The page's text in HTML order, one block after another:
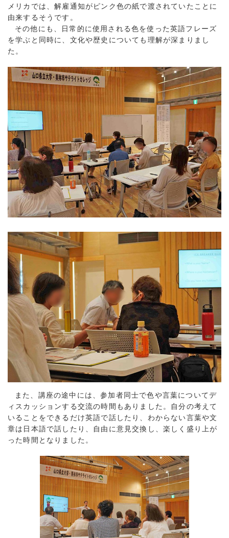
メリカでは、解雇通知がピンク色の紙で渡されていたことに
由来するそうです。
その他にも、日常的に使用される色を使った英語フレーズ
を学ぶと同時に、文化や歴史についても理解が深まりまし
た。
また、講座の途中には、参加者同士で色や言葉についてデ
ィスカッションする交流の時間もありました。自分の考えて
いることをできるだけ英語で話したり、わからない言葉や文
章は日本語で話したり、自由に意見交換し、楽しく盛り上が
った時間となりました。